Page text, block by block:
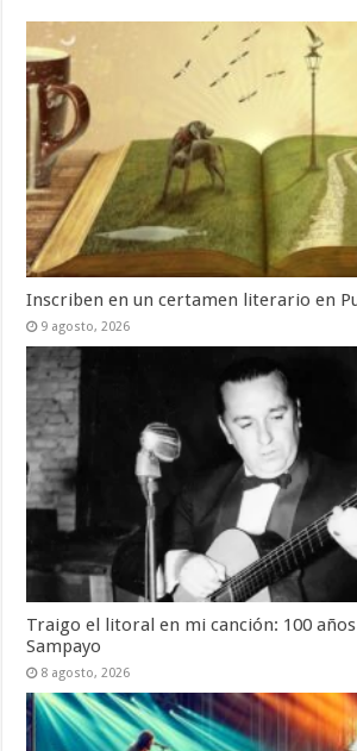
Inscriben en un certamen literario en
9 agosto, 2026
Traigo el litoral en mi canción: 100
Sampayo
8 agosto, 2026